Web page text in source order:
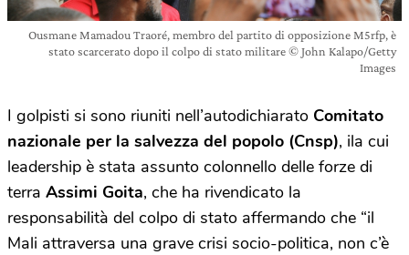
Ousmane Mamadou Traoré, membro del partito di opposizione M5rfp, è
stato scarcerato dopo il colpo di stato militare © John Kalapo/Getty
Images
I golpisti si sono riuniti nell’autodichiarato Comitato
nazionale per la salvezza del popolo (Cnsp), ila cui
leadership è stata assunto colonnello delle forze di
terra Assimi Goita, che ha rivendicato la
responsabilità del colpo di stato affermando che “il
Mali attraversa una grave crisi socio-politica, non c’è